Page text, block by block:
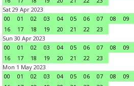
Sat 29 Apr 2023
00
01 02 03 04 05 06 07 08 09
16
17 18 19 20 21 22
23
Sun 30 Apr 2023
00
01 02 03 04 05 06 07 08 09
16
17 18 19 20 21 22
23
Mon 1 May 2023
00
01 02 03 04 05 06 07 08 09